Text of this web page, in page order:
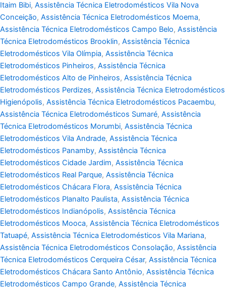
Itaim Bibi, Assistência Técnica Eletrodomésticos Vila Nova
Conceição, Assistência Técnica Eletrodomésticos Moema,
Assistência Técnica Eletrodomésticos Campo Belo, Assistência
Técnica Eletrodomésticos Brooklin, Assistência Técnica
Eletrodomésticos Vila Olímpia, Assistência Técnica
Eletrodomésticos Pinheiros, Assistência Técnica
Eletrodomésticos Alto de Pinheiros, Assistência Técnica
Eletrodomésticos Perdizes, Assistência Técnica Eletrodomésticos
Higienópolis, Assistência Técnica Eletrodomésticos Pacaembu,
Assistência Técnica Eletrodomésticos Sumaré, Assistência
Técnica Eletrodomésticos Morumbi, Assistência Técnica
Eletrodomésticos Vila Andrade, Assistência Técnica
Eletrodomésticos Panamby, Assistência Técnica
Eletrodomésticos Cidade Jardim, Assistência Técnica
Eletrodomésticos Real Parque, Assistência Técnica
Eletrodomésticos Chácara Flora, Assistência Técnica
Eletrodomésticos Planalto Paulista, Assistência Técnica
Eletrodomésticos Indianópolis, Assistência Técnica
Eletrodomésticos Mooca, Assistência Técnica Eletrodomésticos
Tatuapé, Assistência Técnica Eletrodomésticos Vila Mariana,
Assistência Técnica Eletrodomésticos Consolação, Assistência
Técnica Eletrodomésticos Cerqueira César, Assistência Técnica
Eletrodomésticos Chácara Santo Antônio, Assistência Técnica
Eletrodomésticos Campo Grande, Assistência Técnica